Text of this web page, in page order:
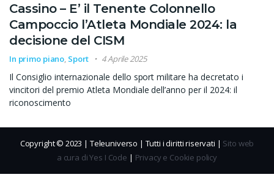
Cassino – E’ il Tenente Colonnello
Campoccio l’Atleta Mondiale 2024: la
decisione del CISM
In primo piano, Sport 4 Aprile 2025
Il Consiglio internazionale dello sport militare ha decretato i
vincitori del premio Atleta Mondiale dell’anno per il 2024: il
riconoscimento
Copyright © 2023 | Teleuniverso | Tutti i diritti riservati | Sito web
a cura di Yes I Code | Privacy e Cookie policy